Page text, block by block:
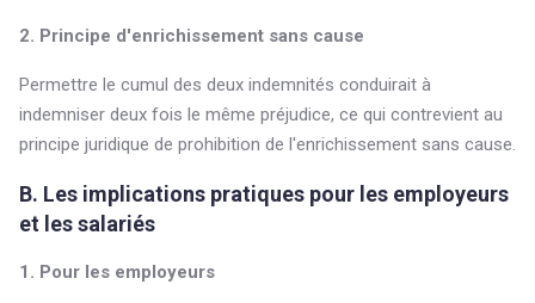
2. Principe d'enrichissement sans cause
Permettre le cumul des deux indemnités conduirait à
indemniser deux fois le même préjudice, ce qui contrevient au
principe juridique de prohibition de l'enrichissement sans cause.
B. Les implications pratiques pour les employeurs
et les salariés
1. Pour les employeurs